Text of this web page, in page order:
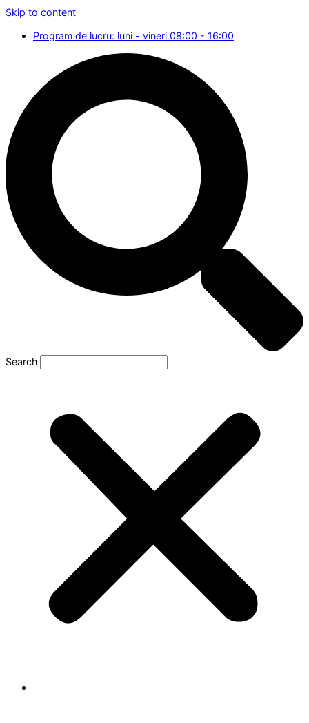
Skip to content
Program de lucru: luni - vineri 08:00 - 16:00
Search